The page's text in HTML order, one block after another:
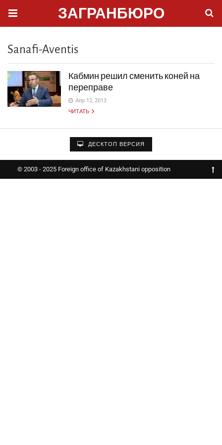
ЗАГРАНБЮРО
Sanafi-Aventis
Кабмин решил сменить коней на
переправе
Апр 12, 2013
ЧИТАТЬ
ДЕСКТОП ВЕРСИЯ
© 2003 - 2025 Foreign office of Kazakhstani opposition